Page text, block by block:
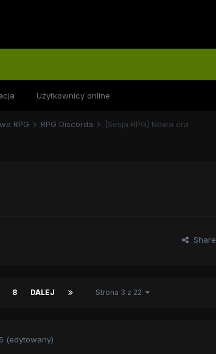
Użytkownicy online
RPG RPG Discorda [Sesja RPG] Nowa era
Share
8 DALEJ Strona 3 z 22
(edytowany)